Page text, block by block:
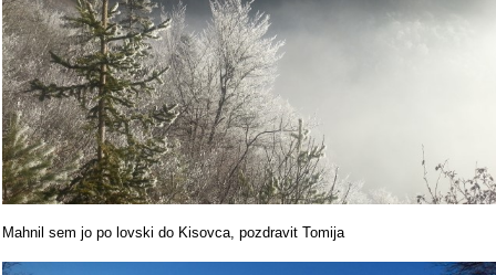
Mahnil sem jo po lovski do Kisovca, pozdravit Tomija